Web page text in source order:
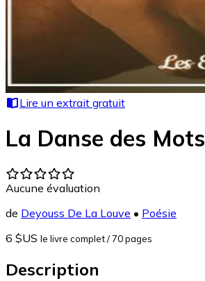
Lire un extrait gratuit
La Danse des Mots
Aucune évaluation
de Deyouss De La Louve • Poésie
6 $US le livre complet/ 70 pages
Description